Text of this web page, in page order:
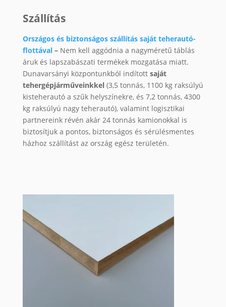
Szállítás
Országos és biztonságos szállítás saját teherautó-
flottával– Nem kell aggódnia a nagyméretű táblás
áruk és lapszabászati termékek mozgatása miatt.
Dunavarsányi központunkból indított saját
tehergépjárműveinkkel (3,5 tonnás, 1100 kg raksúlyú
kisteherautó a szűk helyszínekre, és 7,2 tonnás, 4300
kg raksúlyú nagy teherautó), valamint logisztikai
partnereink révén akár 24 tonnás kamionokkal is
biztosítjuk a pontos, biztonságos és sérülésmentes
házhoz szállítást az ország egész területén.